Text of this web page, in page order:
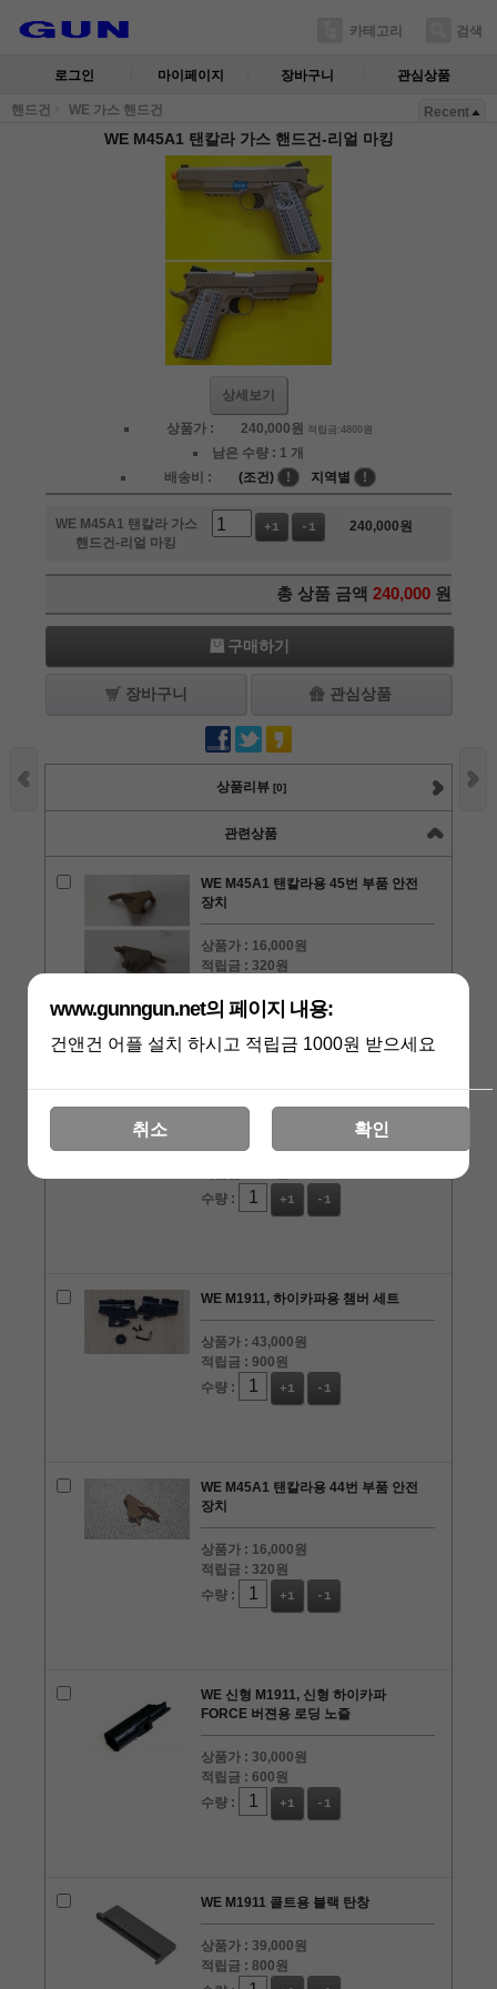
카테고리 검색
로그인 마이페이지 장바구니 관심상품
핸드건 WE 가스 핸드건 Recent
WE M45A1 탠칼라 가스 핸드건-리얼 마킹
상세보기
상품가 : 240,000원 적립금:4800원
남은 수량 : 1 개
배송비 :
(조건) ! 지역별 !
WE M45A1 탠칼라 가스
핸드건-리얼 마킹
+1 -1 240,000원
총 상품 금액 240,000 원
구매하기
장바구니 관심상품
상품리뷰 [0]
관련상품
WE M45A1 탠칼라용 45번 부품 안전
장치
상품가 : 16,000원
적립금 :320원
WE M45A1 탠칼라용 38번 부품 슬라이
드 스톱퍼
상품가 :
15,000원
수량 :
+1 -1
WE M1911, 하이카파용 챔버 세트
상품가 :43,000원
적립금 :900원
수량 :
+1 -1
WE M45A1 탠칼라용 44번 부품 안전
장치
상품가 : 16,000원
적립금 :320원
수량 :
+1 -1
WE 신형 M1911, 신형 하이카파
FORCE 버젼용 로딩 노즐
상품가 :30,000원
적립금 :600원
수량 :
+1 -1
WE M1911 콜트용 블랙 탄창
상품가 :39,000원
적립금 :800원
www.gunngun.net의 페이지 내용:
건앤건 어플 설치 하시고 적립금 1000원 받으세요
취소 확인